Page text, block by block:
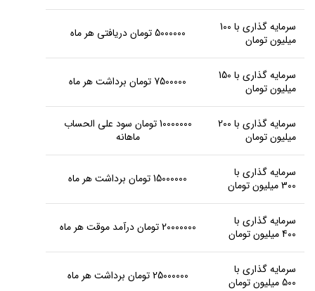
سرمایه گذاری با 100
میلیون تومان
5000000 تومان دریافتی هر ماه
سرمایه گذاری با 150
میلیون تومان
7500000 تومان برداشت هر ماه
سرمایه گذاری با 200
میلیون تومان
10000000 تومان سود علی الحساب
ماهانه
سرمایه گذاری با
300 میلیون تومان
15000000 تومان برداشت هر ماه
سرمایه گذاری با
400 میلیون تومان
20000000 تومان درآمد موقت هر ماه
سرمایه گذاری با
500 میلیون تومان
25000000 تومان برداشت هر ماه